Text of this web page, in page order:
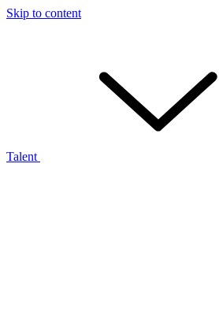
Skip to content
Talent